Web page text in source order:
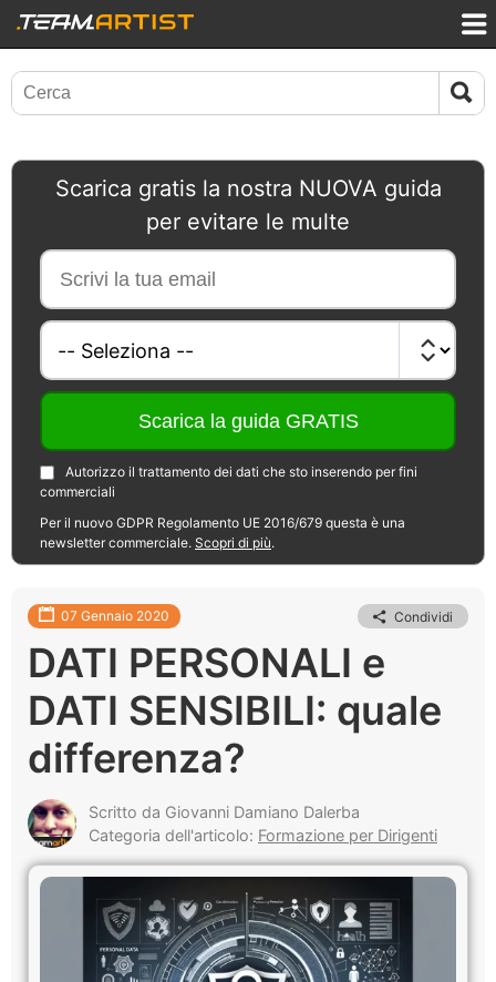
Scarica gratis la nostra NUOVA guida
per evitare le multe
Autorizzo il trattamento dei dati che sto inserendo per fini
commerciali
Per il nuovo GDPR Regolamento UE 2016/679 questa è una
newsletter commerciale. Scopri di più.
07 Gennaio 2020 Condividi
DATI PERSONALI e
DATI SENSIBILI: quale
differenza?
Scritto da Giovanni Damiano Dalerba
Categoria dell'articolo: Formazione per Dirigenti